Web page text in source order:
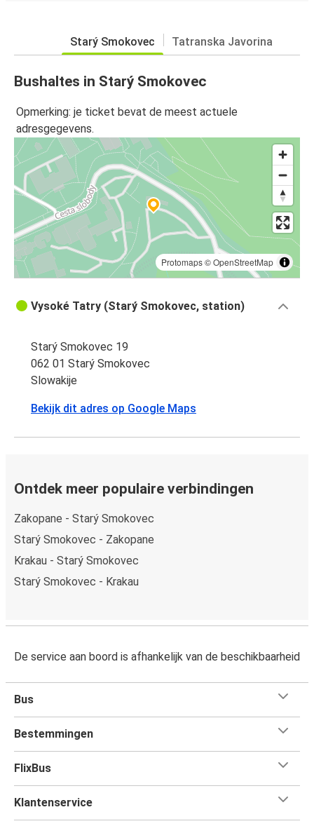
Starý Smokovec Tatranska Javorina
Bushaltes in Starý Smokovec
Opmerking: je ticket bevat de meest actuele
adresgegevens.
Protomaps©OpenStreetMap
Vysoké Tatry (Starý Smokovec, station)
Starý Smokovec 19
062 01 Starý Smokovec
Slowakije
Bekijk dit adres op Google Maps
Ontdek meer populaire verbindingen
Zakopane - Starý Smokovec
Starý Smokovec - Zakopane
Krakau - Starý Smokovec
Starý Smokovec - Krakau
De service aan boord is afhankelijk van de beschikbaarheid
Bus
Bestemmingen
FlixBus
Klantenservice